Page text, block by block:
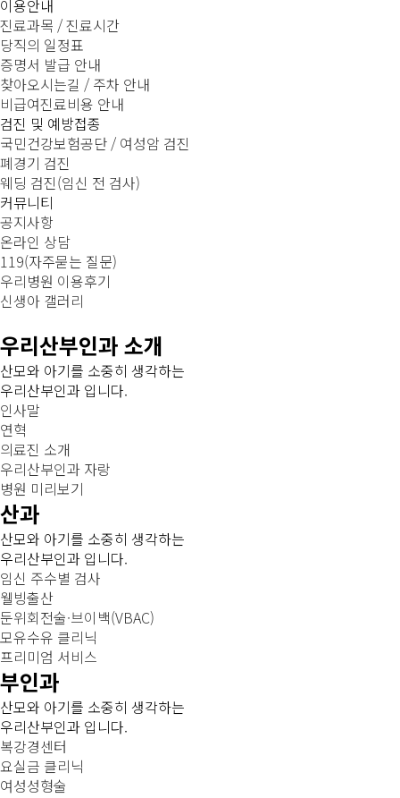
이용안내
진료과목 / 진료시간
당직의 일정표
증명서 발급 안내
찾아오시는길 / 주차 안내
비급여진료비용 안내
검진 및 예방접종
국민건강보험공단 / 여성암 검진
폐경기 검진
웨딩 검진(임신 전 검사)
커뮤니티
공지사항
온라인 상담
119(자주묻는 질문)
우리병원 이용후기
신생아 갤러리
우리산부인과 소개
산모와 아기를 소중히 생각하는
우리산부인과 입니다.
인사말
연혁
의료진 소개
우리산부인과 자랑
병원 미리보기
산과
산모와 아기를 소중히 생각하는
우리산부인과 입니다.
임신 주수별 검사
웰빙출산
둔위회전술·브이백(VBAC)
모유수유 클리닉
프리미엄 서비스
부인과
산모와 아기를 소중히 생각하는
우리산부인과 입니다.
복강경센터
요실금 클리닉
여성성형술